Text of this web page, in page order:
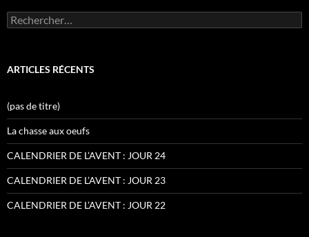
Rechercher :
ARTICLES RÉCENTS
(pas de titre)
La chasse aux oeufs
CALENDRIER DE L’AVENT : JOUR 24
CALENDRIER DE L’AVENT : JOUR 23
CALENDRIER DE L’AVENT : JOUR 22